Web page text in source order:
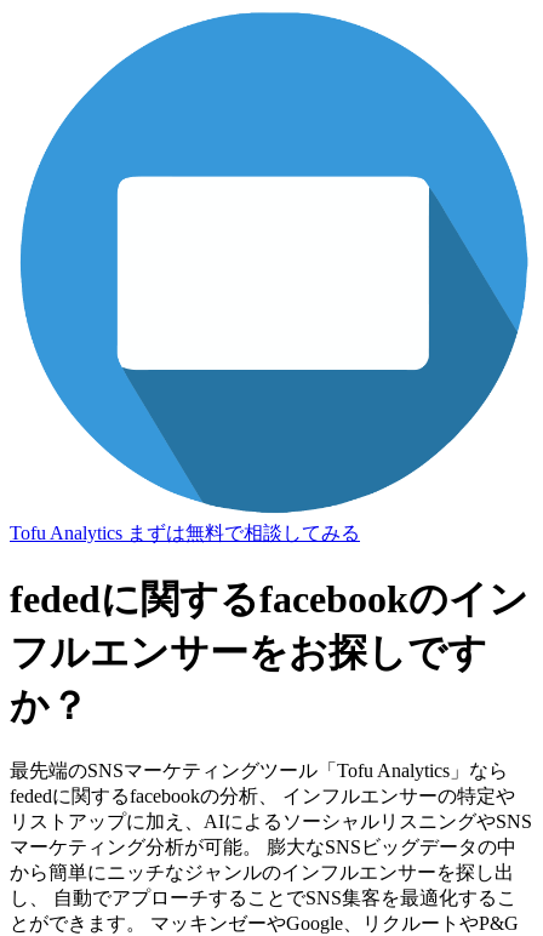
Tofu Analytics まずは無料で相談してみる
fededに関するfacebookのイン
フルエンサーをお探しです
か？
最先端のSNSマーケティングツール「Tofu Analytics」なら
fededに関するfacebookの分析、 インフルエンサーの特定や
リストアップに加え、AIによるソーシャルリスニングやSNS
マーケティング分析が可能。 膨大なSNSビッグデータの中
から簡単にニッチなジャンルのインフルエンサーを探し出
し、 自動でアプローチすることでSNS集客を最適化するこ
とができます。 マッキンゼーやGoogle、リクルートやP&G